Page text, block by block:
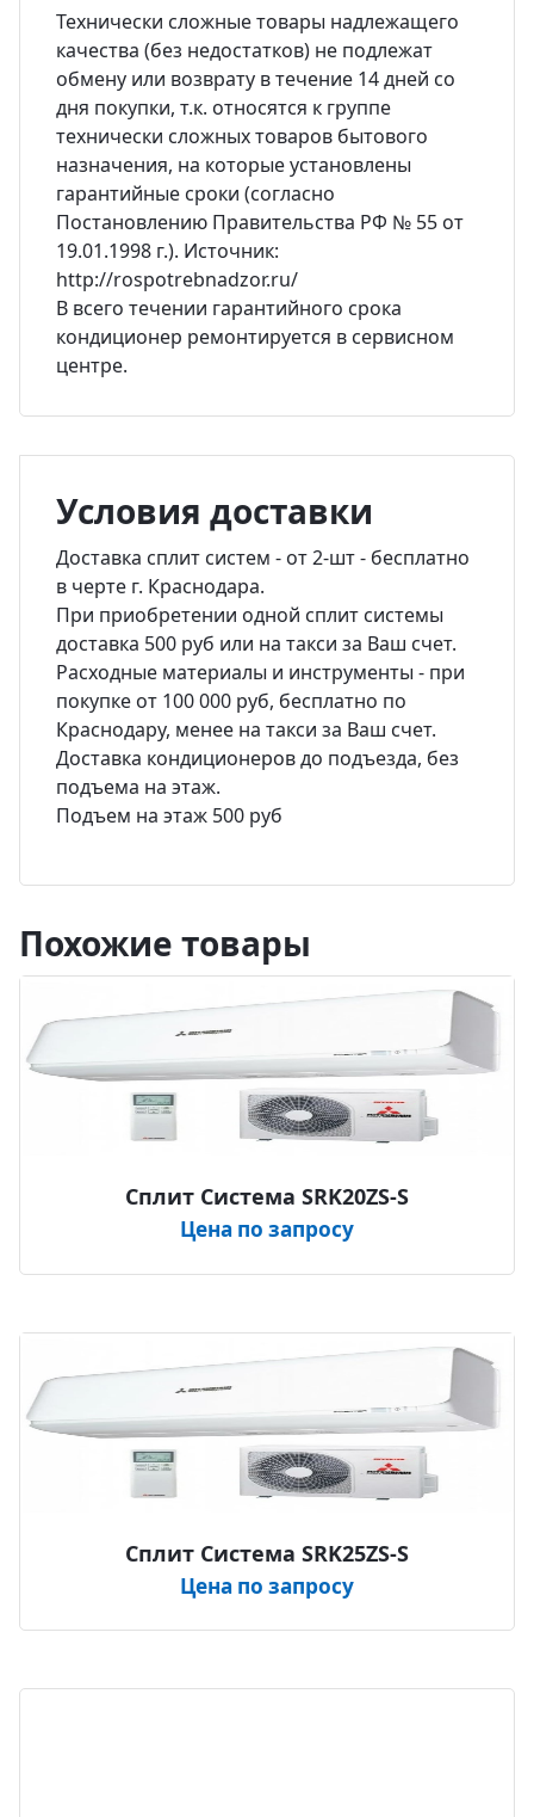
Технически сложные товары надлежащего
качества (без недостатков) не подлежат
обмену или возврату в течение 14 дней со
дня покупки, т.к. относятся к группе
технически сложных товаров бытового
назначения, на которые установлены
гарантийные сроки (согласно
Постановлению Правительства РФ № 55 от
19.01.1998 г.). Источник:
http://rospotrebnadzor.ru/
В всего течении гарантийного срока
кондиционер ремонтируется в сервисном
центре.
Условия доставки
Доставка сплит систем - от 2-шт - бесплатно
в черте г. Краснодара.
При приобретении одной сплит системы
доставка 500 руб или на такси за Ваш счет.
Расходные материалы и инструменты - при
покупке от 100 000 руб, бесплатно по
Краснодару, менее на такси за Ваш счет.
Доставка кондиционеров до подъезда, без
подъема на этаж.
Подъем на этаж 500 руб
Похожие товары
Сплит Система SRK20ZS-S
Цена по запросу
Сплит Система SRK25ZS-S
Цена по запросу